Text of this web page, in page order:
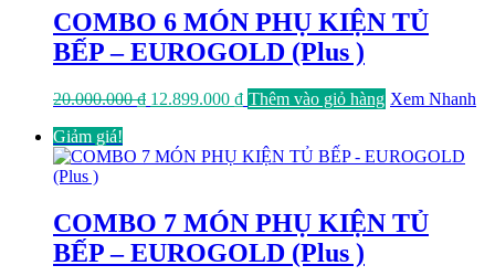
COMBO 6 MÓN PHỤ KIỆN TỦ
BẾP – EUROGOLD (Plus )
20.000.000₫ Giá
20.000.000 ₫.
12.899.000 ₫Giá
là:
Thêm vào giỏ hàng Xem Nhanh
Giảm giá!
COMBO 7 MÓN PHỤ KIỆN TỦ
BẾP – EUROGOLD (Plus )